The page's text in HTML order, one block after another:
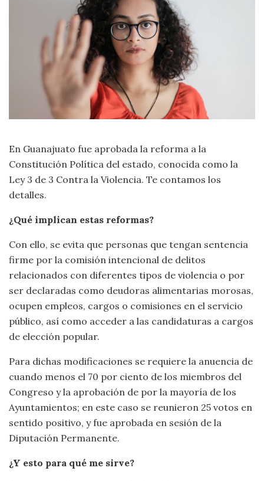
En Guanajuato fue aprobada la reforma a la
Constitución Política del estado, conocida como la
Ley 3 de 3 Contra la Violencia. Te contamos los
detalles.
¿Qué implican estas reformas?
Con ello, se evita que personas que tengan sentencia
firme por la comisión intencional de delitos
relacionados con diferentes tipos de violencia o por
ser declaradas como deudoras alimentarias morosas,
ocupen empleos, cargos o comisiones en el servicio
público, así como acceder a las candidaturas a cargos
de elección popular.
Para dichas modificaciones se requiere la anuencia de
cuando menos el 70 por ciento de los miembros del
Congreso y la aprobación de por la mayoría de los
Ayuntamientos; en este caso se reunieron 25 votos en
sentido positivo, y fue aprobada en sesión de la
Diputación Permanente.
¿Y esto para qué me sirve?